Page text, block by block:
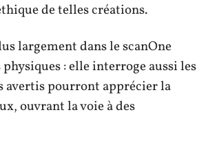
de telles créations.
largement dans le scanOne
: elle interroge aussi les
avertis pourront apprécier la
ouvrant la voie à des